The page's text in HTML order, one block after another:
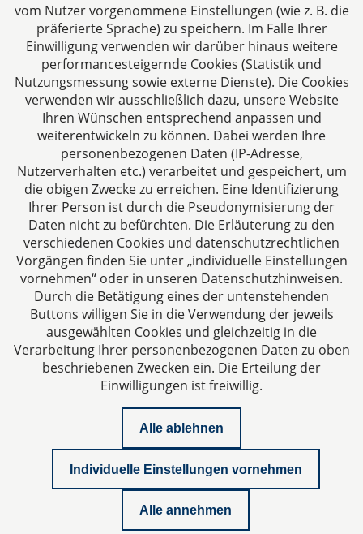
Das europäische Kanzlei-Netzwerk
Impressum
Datenschutzerklärung
Newsletter
vom Nutzer vorgenommene Einstellungen (wie z. B. die
präferierte Sprache) zu speichern. Im Falle Ihrer
Einwilligung verwenden wir darüber hinaus weitere
performancesteigernde Cookies (Statistik und
Nutzungsmessung sowie externe Dienste). Die Cookies
verwenden wir ausschließlich dazu, unsere Website
Ihren Wünschen entsprechend anpassen und
weiterentwickeln zu können. Dabei werden Ihre
personenbezogenen Daten (IP-Adresse,
Nutzerverhalten etc.) verarbeitet und gespeichert, um
die obigen Zwecke zu erreichen. Eine Identifizierung
Ihrer Person ist durch die Pseudonymisierung der
Daten nicht zu befürchten. Die Erläuterung zu den
verschiedenen Cookies und datenschutzrechtlichen
Vorgängen finden Sie unter „individuelle Einstellungen
vornehmen“ oder in unseren Datenschutzhinweisen.
Durch die Betätigung eines der untenstehenden
Buttons willigen Sie in die Verwendung der jeweils
ausgewählten Cookies und gleichzeitig in die
Verarbeitung Ihrer personenbezogenen Daten zu oben
beschriebenen Zwecken ein. Die Erteilung der
Einwilligungen ist freiwillig.
Alle ablehnen
Individuelle Einstellungen vornehmen
Alle annehmen